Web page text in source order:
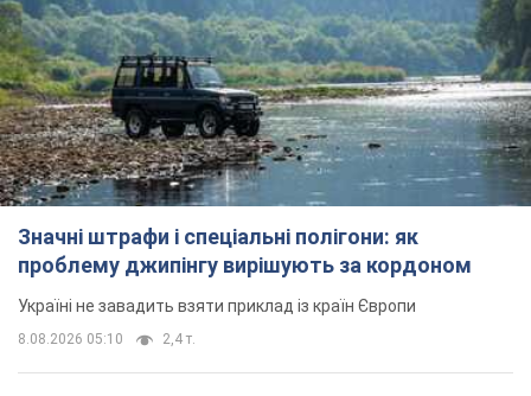
Значні штрафи і спеціальні полігони: як
проблему джипінгу вирішують за кордоном
Україні не завадить взяти приклад із країн Європи
8.08.2026 05:10 2,4 т.